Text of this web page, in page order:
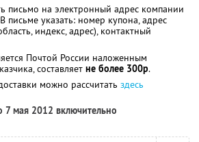
письмо на электронный адрес компании
письме указать: номер купона, адрес
индекс, адрес), контактный
Почтой России наложенным
составляет не более 300р.
можно рассчитать здесь
7 мая 2012 включительно